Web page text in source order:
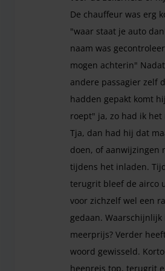
De chauffeur was erg
"waar staat je auto
naam was
mogen achterin"
andere passagier zelf
hadden gepakt komt
roept" ja, zo had ik
Tja, dan had hij dat
doen, of aanwijzingen
tijdens het inladen.
terugrit bleef de airco
voor zichzelf wel een
gedaan. Waarschijnlijk
meerprijs? Verder
woord gewisseld.
heenreis top, terugrit